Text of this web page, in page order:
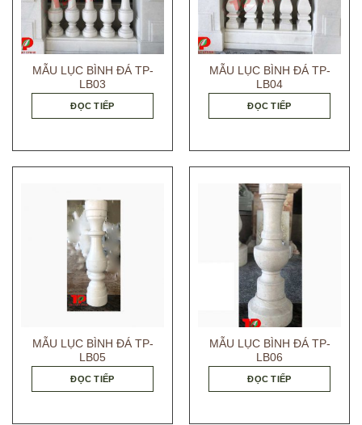
MẪU LỤC BÌNH ĐÁ TP-
LB03
ĐỌC TIẾP
MẪU LỤC BÌNH ĐÁ TP-
LB04
ĐỌC TIẾP
MẪU LỤC BÌNH ĐÁ TP-
LB05
ĐỌC TIẾP
MẪU LỤC BÌNH ĐÁ TP-
LB06
ĐỌC TIẾP